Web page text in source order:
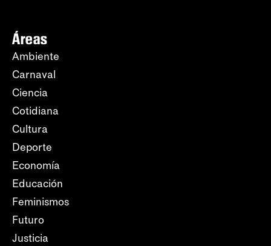
Áreas
Ambiente
Carnaval
Ciencia
Cotidiana
Cultura
Deporte
Economía
Educación
Feminismos
Futuro
Justicia